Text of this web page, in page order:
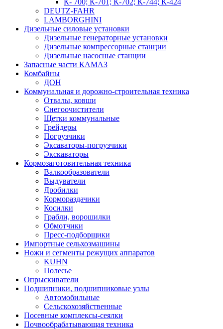
К- 700; К-701; К-702; К-744; К-424
DEUTZ-FAHR
LAMBORGHINI
Дизельные силовые установки
Дизельные генераторные установки
Дизельные компрессорные станции
Дизельные насосные станции
Запасные части КАМАЗ
Комбайны
ДОН
Коммунальная и дорожно-строительная техника
Отвалы, ковши
Снегоочистители
Щетки коммунальные
Грейдеры
Погрузчики
Эксаваторы-погрузчики
Экскаваторы
Кормозаготовительная техника
Валкообразователи
Выдуватели
Дробилки
Кормораздачики
Косилки
Грабли, ворошилки
Обмотчики
Пресс-подборщики
Импортные сельхозмашины
Ножи и сегменты режущих аппаратов
KUHN
Полесье
Опрыскиватели
Подшипники, подшипниковые узлы
Автомобильные
Сельскохозяйственные
Посевные комплексы-сеялки
Почвообрабатывающая техника